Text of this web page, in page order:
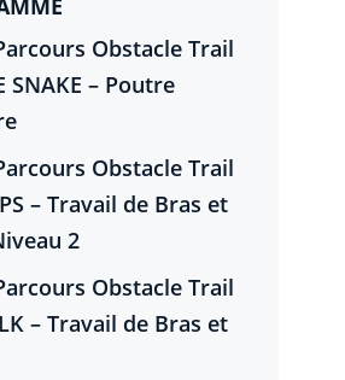
Obstacle Trail
SNAKE – Poutre
Obstacle Trail
– Travail de Bras et
2
Obstacle Trail
– Travail de Bras et